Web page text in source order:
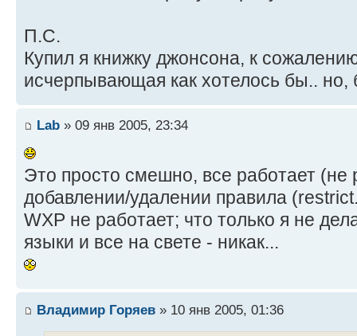
П.С.
Купил я книжку джонсона, к
исчерпывающая как хотелось бы.. но,
Lab » 09 янв 2005, 23:34
Это просто смешно, все работает (не
добавлении/удалении правила
WXP не работает; что только я не
языки и все на свете - никак...
Владимир Горяев » 10 янв 2005, 01:36